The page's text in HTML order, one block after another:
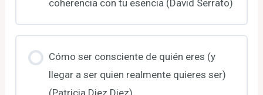
coherencia con tu esencia (David Serrato)
Cómo ser consciente de quién eres (y
llegar a ser quien realmente quieres ser)
(Patricia Diez Diez)